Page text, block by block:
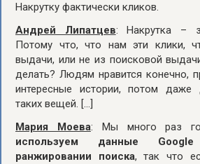
Накрутку фактически кликов.
Андрей Липатцев: Накрутка –
Потому что, что нам эти клики,
выдачи, или не из поисковой
делать? Людям нравится конечно,
интересные истории, потом
таких вещей. […]
Мария Моева: Мы много раз
используем данные
ранжировании поиска, так что